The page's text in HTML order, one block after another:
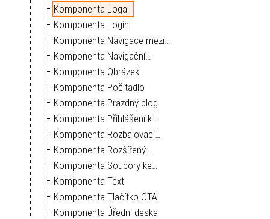
Komponenta Loga
Komponenta Login
Komponenta Navigace mezi…
Komponenta Navigační…
Komponenta Obrázek
Komponenta Počítadlo
Komponenta Prázdný blog
Komponenta Přihlášení k…
Komponenta Rozbalovací…
Komponenta Rozšířený…
Komponenta Soubory ke…
Komponenta Text
Komponenta Tlačítko CTA
Komponenta Úřední deska